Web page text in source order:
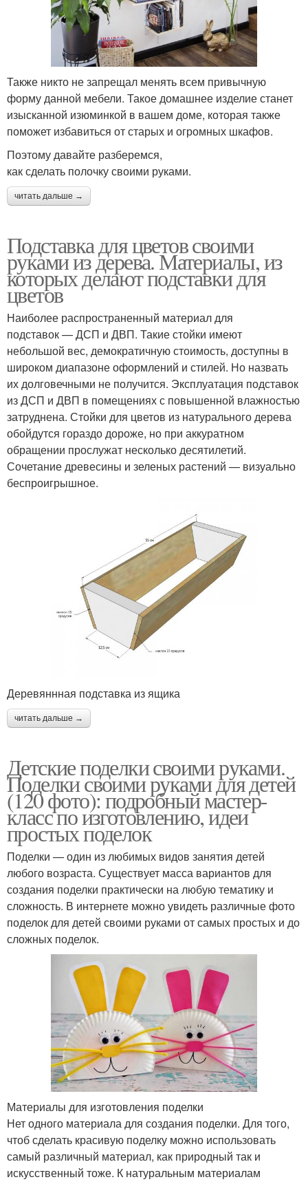
Также никто не запрещал менять всем привычную
форму данной мебели. Такое домашнее изделие станет
изысканной изюминкой в вашем доме, которая также
поможет избавиться от старых и огромных шкафов.
Поэтому давайте разберемся,
как сделать полочку своими руками.
читать дальше →
Подставка для цветов своими
руками из дерева. Материалы, из
которых делают подставки для
цветов
Наиболее распространенный материал для
подставок — ДСП и ДВП. Такие стойки имеют
небольшой вес, демократичную стоимость, доступны в
широком диапазоне оформлений и стилей. Но назвать
их долговечными не получится. Эксплуатация подставок
из ДСП и ДВП в помещениях с повышенной влажностью
затруднена. Стойки для цветов из натурального дерева
обойдутся гораздо дороже, но при аккуратном
обращении прослужат несколько десятилетий.
Сочетание древесины и зеленых растений — визуально
беспроигрышное.
Деревяннная подставка из ящика
читать дальше →
Детские поделки своими руками.
Поделки своими руками для детей
(120 фото): подробный мастер-
класс по изготовлению, идеи
простых поделок
Поделки — один из любимых видов занятия детей
любого возраста. Существует масса вариантов для
создания поделки практически на любую тематику и
сложность. В интернете можно увидеть различные фото
поделок для детей своими руками от самых простых и до
сложных поделок.
Материалы для изготовления поделки
Нет одного материала для создания поделки. Для того,
чтоб сделать красивую поделку можно использовать
самый различный материал, как природный так и
искусственный тоже. К натуральным материалам